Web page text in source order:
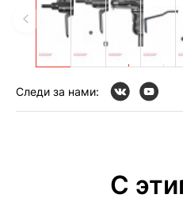
Следи за нами:
С